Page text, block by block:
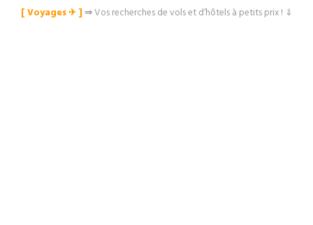
[ Voyages ✈︎ ]⇒Vos recherches de vols et d’hôtels à petits prix ! ⇓